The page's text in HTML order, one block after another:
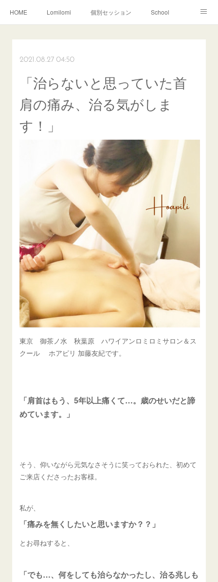
HOME Lomilomi 個別セッション School
School無料説明会
2021.08.27 04:50
「治らないと思っていた首
肩の痛み、治る気がしま
す！」
東京 御茶ノ水 秋葉原 ハワイアンロミロミサロン＆ス
クール ホアピリ 加藤友紀です。
「肩首はもう、5年以上痛くて…。歳のせいだと諦
めています。」
そう、仰いながら元気なさそうに笑っておられた、初めて
ご来店くださったお客様。
私が、
「痛みを無くしたいと思いますか？？」
とお尋ねすると、
「でも…、何をしても治らなかったし、治る兆しも